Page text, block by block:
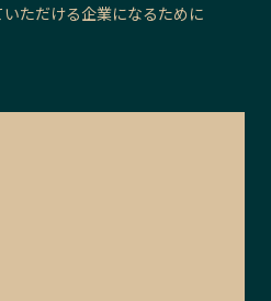
ただける企業になるために